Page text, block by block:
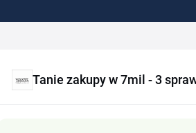
Tanie zakupy w 7mil - 3